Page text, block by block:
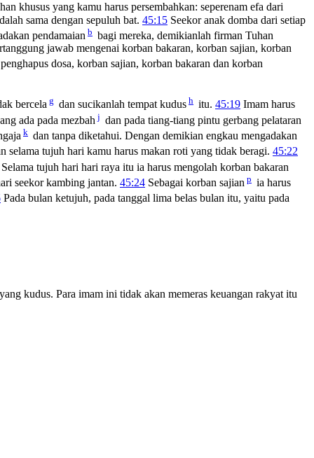
khusus yang kamu harus persembahkan: seperenam efa dari
sama dengan sepuluh bat. 45:15 Seekor anak domba dari setiap
pendamaian b bagi mereka, demikianlah firman Tuhan
jawab mengenai korban bakaran, korban sajian, korban
dosa, korban sajian, korban bakaran dan korban
bercela g dan sucikanlah tempat kudus h itu. 45:19 Imam harus
ada pada mezbah j dan pada tiang-tiang pintu gerbang pelataran
k dan tanpa diketahui. Dengan demikian engkau mengadakan
selama tujuh hari kamu harus makan roti yang tidak beragi. 45:22
Selama tujuh hari hari raya itu ia harus mengolah korban bakaran
seekor kambing jantan. 45:24 Sebagai korban sajian p ia harus
Pada bulan ketujuh, pada tanggal lima belas bulan itu, yaitu pada
kudus. Para imam ini tidak akan memeras keuangan rakyat itu